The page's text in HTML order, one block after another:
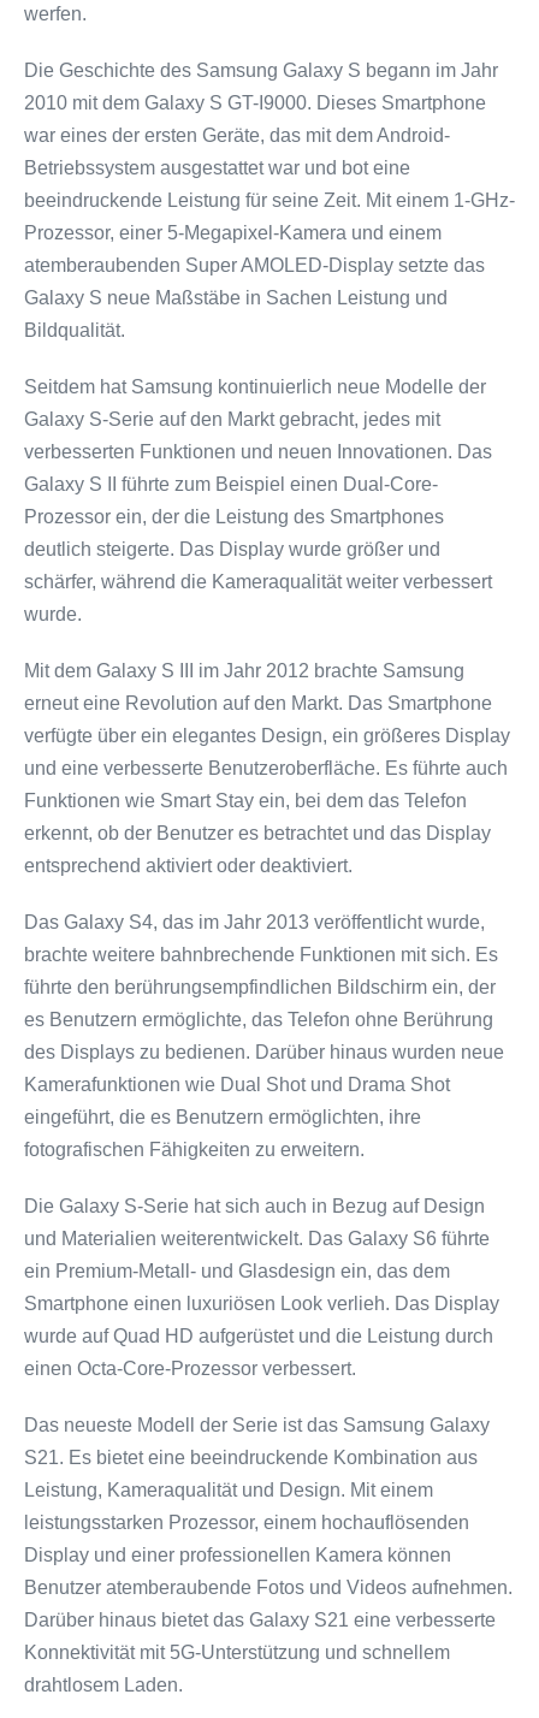
werfen.
Die Geschichte des Samsung Galaxy S begann im Jahr
2010 mit dem Galaxy S GT-I9000. Dieses Smartphone
war eines der ersten Geräte, das mit dem Android-
Betriebssystem ausgestattet war und bot eine
beeindruckende Leistung für seine Zeit. Mit einem 1-GHz-
Prozessor, einer 5-Megapixel-Kamera und einem
atemberaubenden Super AMOLED-Display setzte das
Galaxy S neue Maßstäbe in Sachen Leistung und
Bildqualität.
Seitdem hat Samsung kontinuierlich neue Modelle der
Galaxy S-Serie auf den Markt gebracht, jedes mit
verbesserten Funktionen und neuen Innovationen. Das
Galaxy S II führte zum Beispiel einen Dual-Core-
Prozessor ein, der die Leistung des Smartphones
deutlich steigerte. Das Display wurde größer und
schärfer, während die Kameraqualität weiter verbessert
wurde.
Mit dem Galaxy S III im Jahr 2012 brachte Samsung
erneut eine Revolution auf den Markt. Das Smartphone
verfügte über ein elegantes Design, ein größeres Display
und eine verbesserte Benutzeroberfläche. Es führte auch
Funktionen wie Smart Stay ein, bei dem das Telefon
erkennt, ob der Benutzer es betrachtet und das Display
entsprechend aktiviert oder deaktiviert.
Das Galaxy S4, das im Jahr 2013 veröffentlicht wurde,
brachte weitere bahnbrechende Funktionen mit sich. Es
führte den berührungsempfindlichen Bildschirm ein, der
es Benutzern ermöglichte, das Telefon ohne Berührung
des Displays zu bedienen. Darüber hinaus wurden neue
Kamerafunktionen wie Dual Shot und Drama Shot
eingeführt, die es Benutzern ermöglichten, ihre
fotografischen Fähigkeiten zu erweitern.
Die Galaxy S-Serie hat sich auch in Bezug auf Design
und Materialien weiterentwickelt. Das Galaxy S6 führte
ein Premium-Metall- und Glasdesign ein, das dem
Smartphone einen luxuriösen Look verlieh. Das Display
wurde auf Quad HD aufgerüstet und die Leistung durch
einen Octa-Core-Prozessor verbessert.
Das neueste Modell der Serie ist das Samsung Galaxy
S21. Es bietet eine beeindruckende Kombination aus
Leistung, Kameraqualität und Design. Mit einem
leistungsstarken Prozessor, einem hochauflösenden
Display und einer professionellen Kamera können
Benutzer atemberaubende Fotos und Videos aufnehmen.
Darüber hinaus bietet das Galaxy S21 eine verbesserte
Konnektivität mit 5G-Unterstützung und schnellem
drahtlosem Laden.